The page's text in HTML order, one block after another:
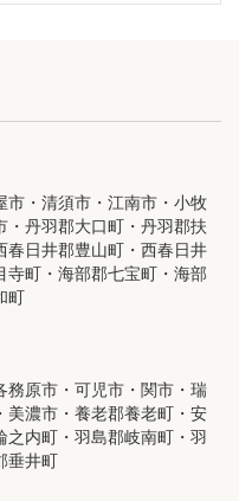
市・清須市・江南市・小牧
・丹羽郡大口町・丹羽郡扶
春日井郡豊山町・西春日井
寺町・海部郡七宝町・海部
町
務原市・可児市・関市・瑞
美濃市・養老郡養老町・安
之内町・羽島郡岐南町・羽
垂井町